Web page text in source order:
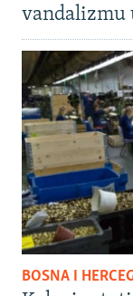
vandalizmu
BOSNA I